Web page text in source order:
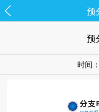
预
预
时间